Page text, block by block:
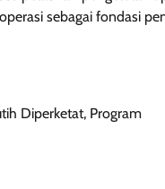
sebagai fondasi
Diperketat, Program